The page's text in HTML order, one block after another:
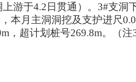
游于4.2日贯通）。3#支洞
本月主洞洞挖及支护进尺
，超计划桩号269.8m。（